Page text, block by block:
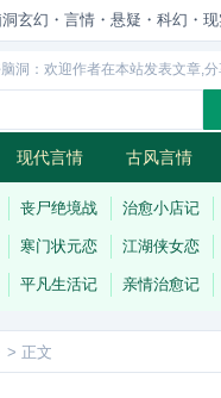
玄幻・言情・悬疑・科幻・
洞：欢迎作者在本站发表文章,
现代言情 古风言情
连载
丧尸绝境战 治愈小店记
寒门状元恋 江湖侠女恋
平凡生活记 亲情治愈记
> 正文